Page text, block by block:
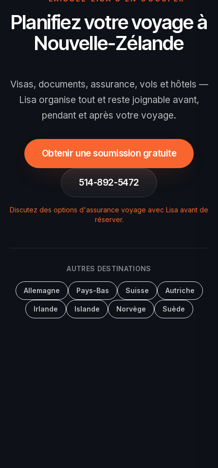
elle doit être soumise au plus tard à
votre arrivée au contrôle des
passeports, alors faites-le avant
Planifiez votre voyage à
Nouvelle-Zélande
Visas, documents, assurance, vols et hôtels —
Lisa organise tout et reste joignable avant,
pendant et après votre voyage.
Obtenir une soumission gratuite
514-892-5472
Discutez des options d'assurance voyage avec Lisa avant de
réserver.
AUTRES DESTINATIONS
Allemagne Pays-Bas Suisse Autriche
Irlande Islande Norvège Suède